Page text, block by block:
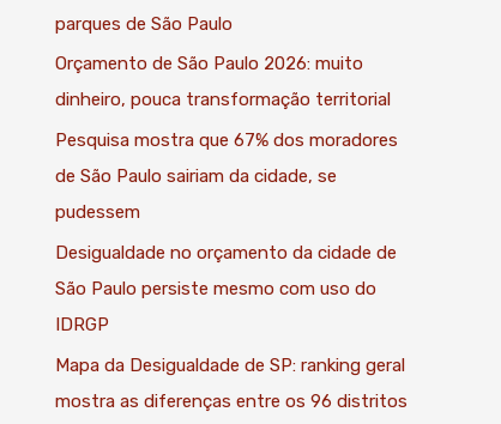
parques de São Paulo
Orçamento de São Paulo 2026: muito
dinheiro, pouca transformação territorial
Pesquisa mostra que 67% dos moradores
de São Paulo sairiam da cidade, se
pudessem
Desigualdade no orçamento da cidade de
São Paulo persiste mesmo com uso do
IDRGP
Mapa da Desigualdade de SP: ranking geral
mostra as diferenças entre os 96 distritos